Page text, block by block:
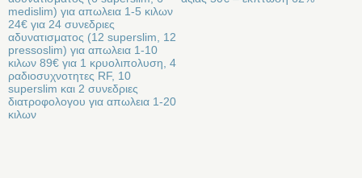
medislim) για απωλεια 1-5 κιλων
24€ για 24 συνεδριες
αδυνατισματος (12 superslim, 12
pressoslim) για απωλεια 1-10
κιλων 89€ για 1 κρυολιπολυση, 4
ραδιοσυχνοτητες RF, 10
superslim και 2 συνεδριες
διατροφολογου για απωλεια 1-20
κιλων